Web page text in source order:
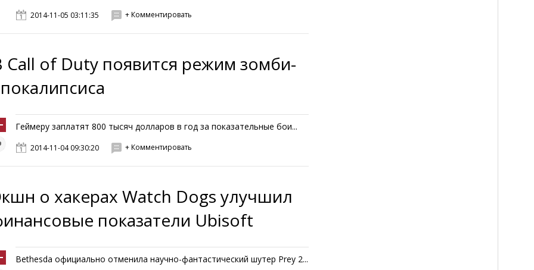
2014-11-05 03:11:35 + Комментировать
Call of Duty появится режим зомби-
Геймеру заплатят 800 тысяч долларов в год за показательные бои...
2014-11-04 09:30:20 + Комментировать
о хакерах Watch Dogs улучшил
показатели Ubisoft
Bethesda официально отменила научно-фантастический шутер Prey 2...